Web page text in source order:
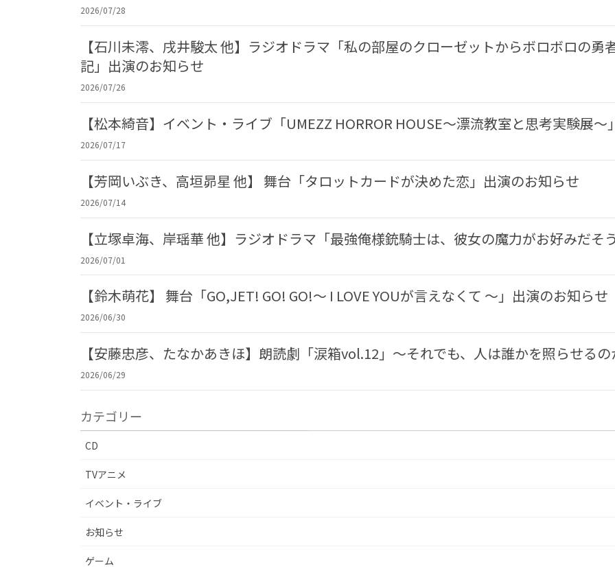
2026/07/28
【石川未澪、戌井駿太 他】ラジオドラマ「私の部屋のクローゼットからボロボロの
記」出演のお知らせ
2026/07/26
【松本綺音】イベント・ライブ「UMEZZ HORROR HOUSE〜漂流教室と思考実験展
2026/07/17
【芳岡いぶき、高垣昴星 他】 舞台「タロットカードが決めた恋」出演のお知らせ
2026/07/14
【立塚卓海、岸瑶華 他】ラジオドラマ「最強俺様銃騎士は、彼女の魔力がお好みだそ
2026/07/01
【鈴木萌花】 舞台「GO,JET! GO! GO!〜 I LOVE YOUが言えなくて 〜」出演のお知らせ
2026/06/30
【安藤忠彦、たなかあきほ】朗読劇「涙箱vol.12」〜それでも、人は誰かを照らせる
2026/06/29
カテゴリー
CD
TVアニメ
イベント・ライブ
お知らせ
ゲーム